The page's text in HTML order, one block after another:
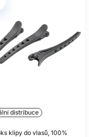
a chemickou
očistit.
distribuce
klipy do vlasů, 100%